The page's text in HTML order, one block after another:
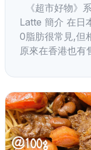
《超市好物》
Latte 簡介 在日
0脂肪很常見,但
原來在香港也